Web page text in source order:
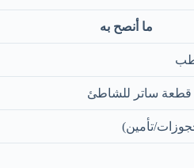
ما أنصح به
قطعة ساتر للشاطئ
تأمين)